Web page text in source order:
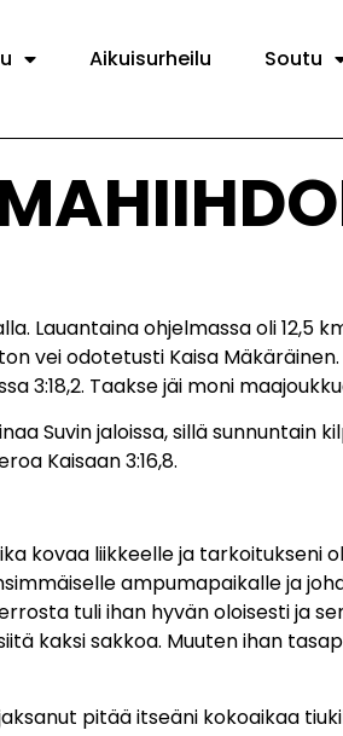
Aikuisurheilu Soutu
Lauantaina ohjelmassa oli 12,5
vei odotetusti Kaisa
3:18,2. Taakse jäi moni
Suvin jaloissa, sillä sunnuntain
Kaisaan 3:16,8.
kovaa liikkeelle ja tarkoitukseni
ampumapaikalle ja
tuli ihan hyvän oloisesti ja
kaksi sakkoa. Muuten ihan
pitää itseäni kokoaikaa